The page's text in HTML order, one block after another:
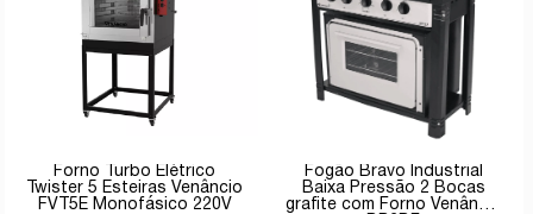
Forno Turbo Elétrico
Twister 5 Esteiras Venâncio
FVT5E Monofásico 220V
Fogão Bravo Industrial
Baixa Pressão 2 Bocas
grafite com Forno Venâncio